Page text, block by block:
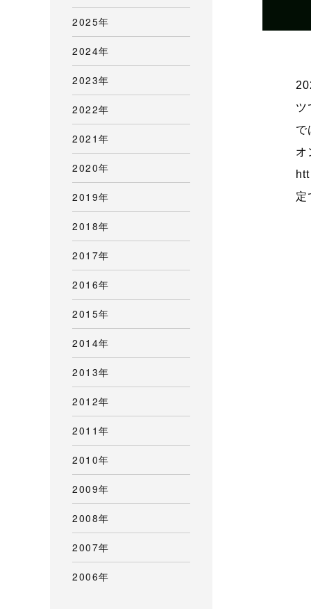
ツ
で
オ
定
2025年
2024年
2023年
2022年
2021年
2020年
2019年
2018年
2017年
2016年
2015年
2014年
2013年
2012年
2011年
2010年
2009年
2008年
2007年
2006年